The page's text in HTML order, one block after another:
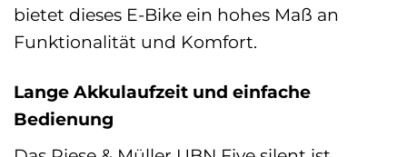
bietet dieses E-Bike ein hohes Maß an
Funktionalität und Komfort.
Lange Akkulaufzeit und einfache
Bedienung